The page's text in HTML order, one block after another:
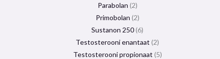
Parabolan 2
Primobolan 2
Sustanon 250 6
Testosterooni enantaat 2
Testosterooni propionaat 5